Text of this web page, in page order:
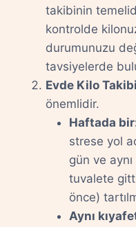
takibinin
kontrolde
durumunuzu
tavsiyelerde
Evde Kilo
önemlidir.
Haftada
strese yol
gün ve
tuvalete
önce)
Aynı